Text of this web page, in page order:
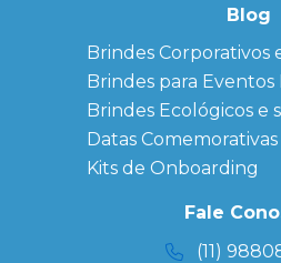
Copos
Datas
Blog
Brindes Corporativos
Brindes para Eventos
Brindes Ecológicos e
Datas Comemorativas
Kits de Onboarding
Fale
(11)